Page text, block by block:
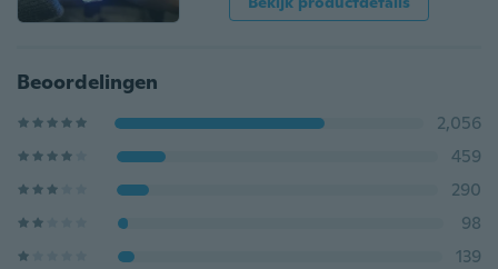
Beoordelingen
2,056
459
290
98
139